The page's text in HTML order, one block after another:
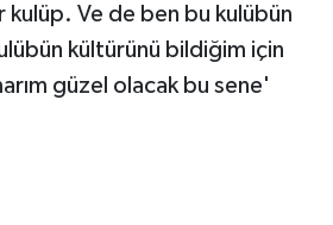
kulüp. Ve de ben bu kulübün
kültürünü bildiğim için
güzel olacak bu sene'